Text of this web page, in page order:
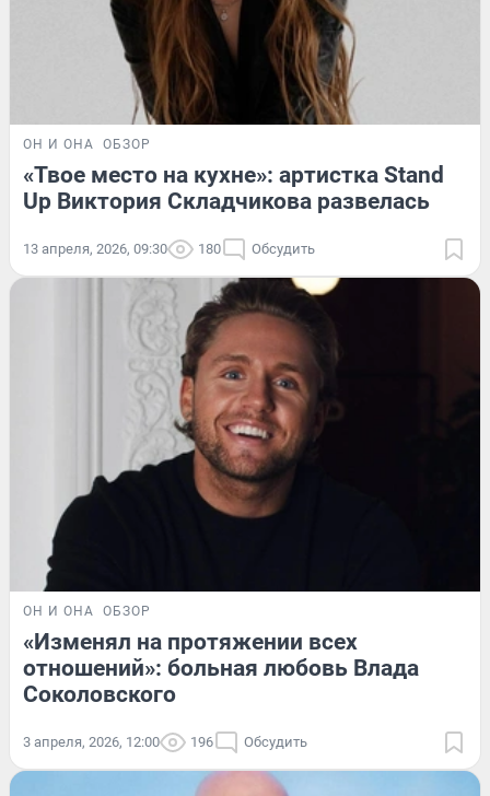
ОН И ОНА ОБЗОР
«Твое место на кухне»: артистка Stand
Up Виктория Складчикова развелась
13 апреля, 2026, 09:30 180 Обсудить
ОН И ОНА ОБЗОР
«Изменял на протяжении всех
отношений»: больная любовь Влада
Соколовского
3 апреля, 2026, 12:00 196 Обсудить